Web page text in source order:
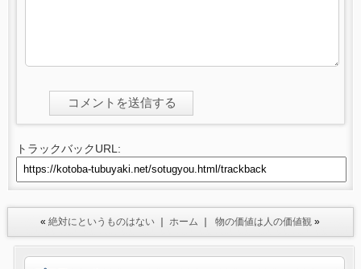
トラックバックURL:
«絶対にというものはない ｜ホーム ｜物の価値は人の価値観 »